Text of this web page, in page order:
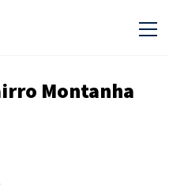
Montanha